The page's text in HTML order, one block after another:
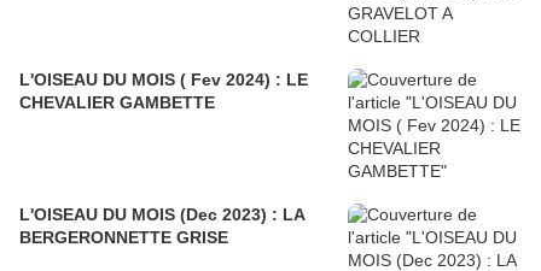
L'OISEAU DU MOIS ( Fev 2024) : LE
CHEVALIER GAMBETTE
L'OISEAU DU MOIS (Dec 2023) : LA
BERGERONNETTE GRISE